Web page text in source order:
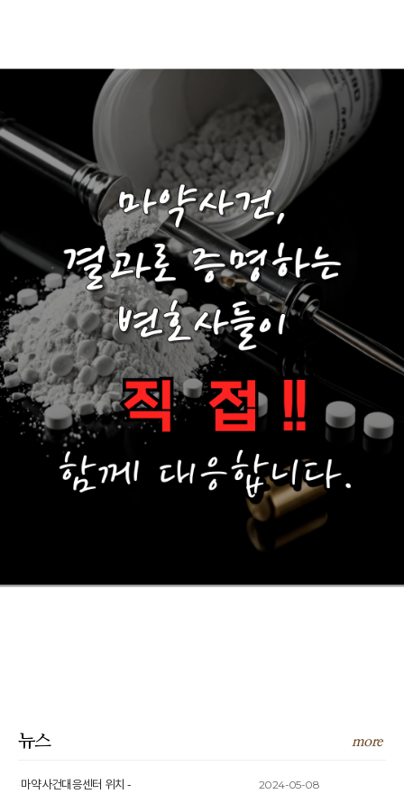
뉴스 more
마약사건대응센터 위치 -
2024-05-08